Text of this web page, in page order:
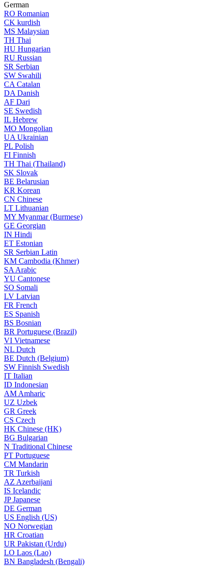
German
RO Romanian
CK kurdish
MS Malaysian
TH Thai
HU Hungarian
RU Russian
SR Serbian
SW Swahili
CA Catalan
DA Danish
AF Dari
SE Swedish
IL Hebrew
MO Mongolian
UA Ukrainian
PL Polish
FI Finnish
TH Thai (Thailand)
SK Slovak
BE Belarusian
KR Korean
CN Chinese
LT Lithuanian
MY Myanmar (Burmese)
GE Georgian
IN Hindi
ET Estonian
SR Serbian Latin
KM Cambodia (Khmer)
SA Arabic
YU Cantonese
SO Somali
LV Latvian
FR French
ES Spanish
BS Bosnian
BR Portuguese (Brazil)
VI Vietnamese
NL Dutch
BE Dutch (Belgium)
SW Finnish Swedish
IT Italian
ID Indonesian
AM Amharic
UZ Uzbek
GR Greek
CS Czech
HK Chinese (HK)
BG Bulgarian
N Traditional Chinese
PT Portuguese
CM Mandarin
TR Turkish
AZ Azerbaijani
IS Icelandic
JPJapanese
DE German
US English (US)
NO Norwegian
HR Croatian
UR Pakistan (Urdu)
LO Laos (Lao)
BN Bangladesh (Bengali)